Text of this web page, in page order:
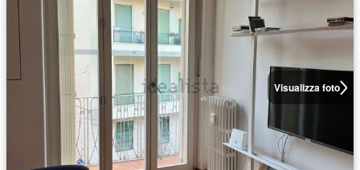
Visualizza foto